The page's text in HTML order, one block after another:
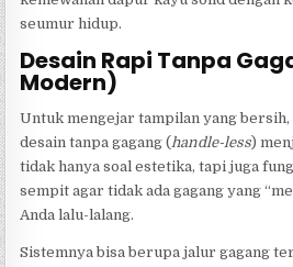
seumur hidup.
Desain Rapi Tanpa
Modern)
Untuk mengejar tampilan yang bersih,
desain tanpa gagang (handle-less)
tidak hanya soal estetika, tapi juga
sempit agar tidak ada gagang yang
Anda lalu-lalang.
Sistemnya bisa berupa jalur gagang